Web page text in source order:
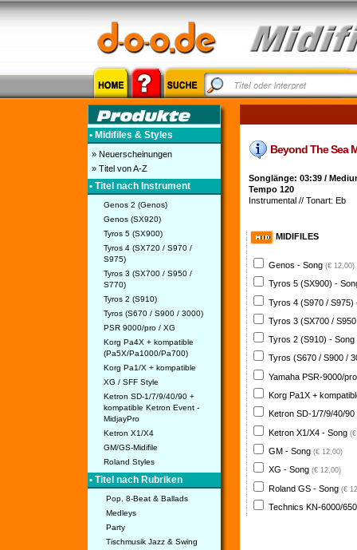
• Midifiles & Styles
» Neuerscheinungen
» Titel von A-Z
• Titel nach Instrument
Genos 2 (Genos)
Genos (SX920)
Tyros 5 (SX900)
Tyros 4 (SX720 / S970 /
S975)
Tyros 3 (SX700 / S950 /
S770)
Tyros 2 (S910)
Tyros (S670 / S900 / 3000)
PSR 9000/pro / XG
Korg Pa4X + kompatible
(Pa5X/Pa1000/Pa700)
Korg Pa1/X + kompatible
XG / SFF Style
Ketron SD-1/7/9/40/90 +
kompatible Ketron Event -
MidjayPro
Ketron X1/X4
GM/GS-Midifile
Roland Styles
• Titel nach Rubriken
Pop, 8-Beat & Ballads
Medleys
Party
Tischmusik Jazz & Swing
Beyond The Sea
Songlänge: 03:39 /
Tempo 120
Instrumental // Tonart: Eb
MIDIFILES
Genos - Song (€ 12,00)
Tyros 5 (SX900) -
Tyros 4 (S970 /
Tyros 3 (SX700 /
Tyros 2 (S910) - Song
Tyros (S670 / S900 /
Yamaha PSR-9000/
Korg Pa1X +
Ketron SD-1/7/9/40/
Ketron X1/X4 - Song
GM - Song (€ 12,00)
XG - Song (€ 12,00)
Roland GS - Song (€
Technics KN-6000/